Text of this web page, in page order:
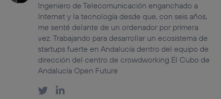
Ingeniero de Telecomunicación enganchado a
Internet y la tecnología desde que, con seis años,
me senté delante de un ordenador por primera
vez. Trabajando para desarrollar un ecosistema de
startups fuerte en Andalucía dentro del equipo de
dirección del centro de crowdworking El Cubo de
Andalucía Open Future